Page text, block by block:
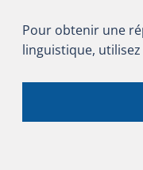
Pour obtenir une
linguistique,